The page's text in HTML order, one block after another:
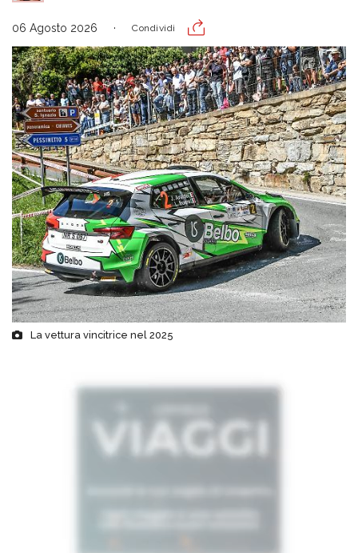
06 Agosto 2026 Condividi
La vettura vincitrice nel 2025